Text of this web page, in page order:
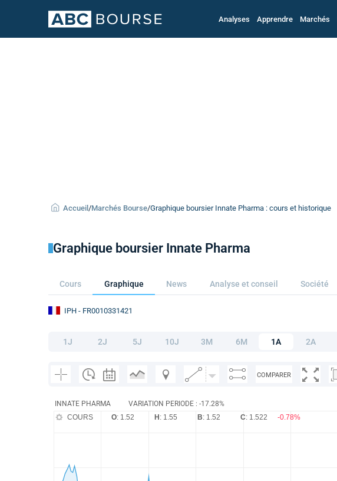
Analyses Apprendre Marchés
Accueil /Marchés Bourse/Graphique boursier Innate Pharma : cours et historique
Graphique boursier Innate Pharma
Cours Graphique News Analyse et conseil Société
IPH - FR0010331421
1J 2J 5J 10J 3M 6M 1A 2A
COMPARER
INNATE PHARMA VARIATION PERIODE : -17.28%
COURS O: 1.52 H : 1.55 B: 1.52 C: 1.522 -0.78%